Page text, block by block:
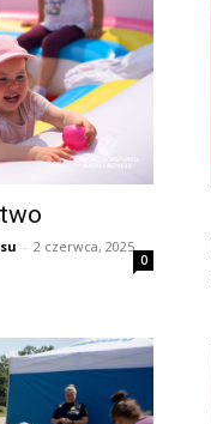
- 2 czerwca, 2025
0